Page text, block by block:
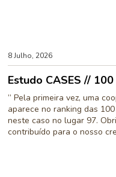
8 Julho, 2026
Estudo CASES //
” Pela primeira vez, uma
aparece no ranking das
neste caso no lugar 97.
contribuído para o nosso